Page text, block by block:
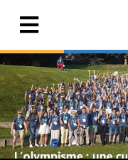
contentToggle
Navigation
Actualités
Le Comité
Pierre de Coubertin